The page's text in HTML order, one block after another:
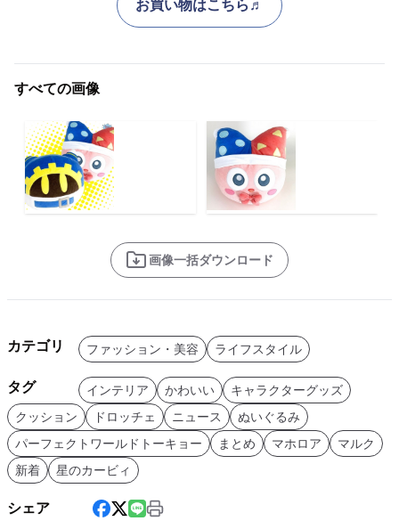
お買い物はこちら♬
すべての画像
画像一括ダウンロード
カテゴリ ファッション・美容 ライフスタイル
タグ インテリア かわいい
キャラクターグッズ
クッション
ドロッチェ ニュース
ぬいぐるみ
パーフェクトワールドトーキョー
まとめ マホロア
マルク
新着
星のカービィ
シェア